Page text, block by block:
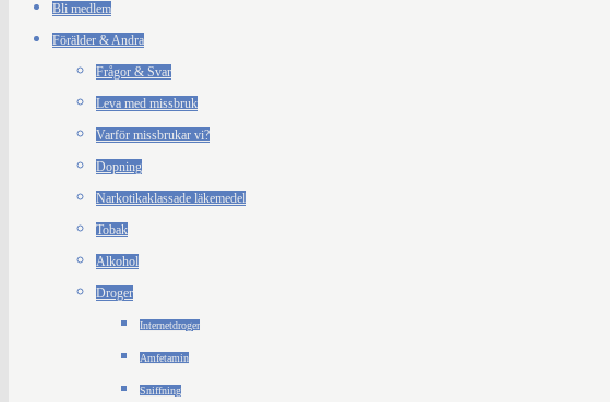
Bli medlem
Förälder & Andra
Frågor & Svar
Leva med missbruk
Varför missbrukar vi?
Dopning
Narkotikaklassade läkemedel
Tobak
Alkohol
Droger
Internetdroger
Amfetamin
Sniffning